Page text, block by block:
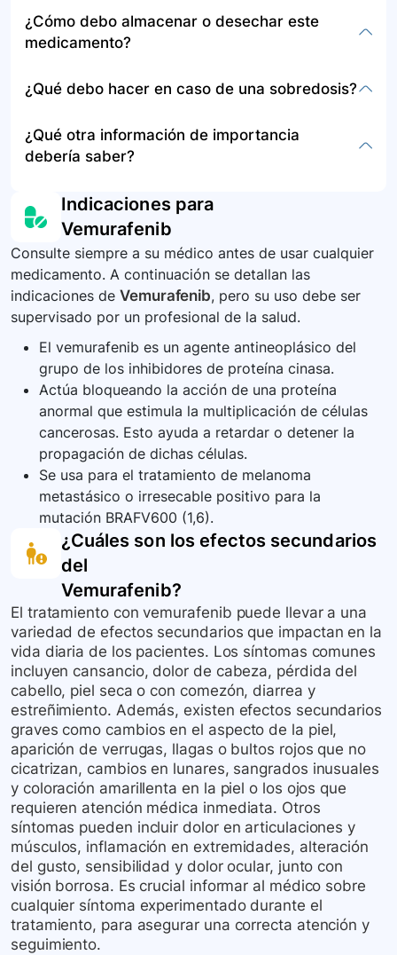
dosis para compensar la olvidada.
piel, verrugas, llagas, fatiga, sangrado inusual,
náuseas, dolor abdominal, ictericia, sensibilidad
cansancio, dolor muscular o articular, cambios
¿Cómo debo almacenar o desechar este
medicamento?
del alcance de los niños, a temperatura
Para desechar, siga las recomendaciones de su
farmacéutico o las regulaciones locales sobre
¿Qué debo hacer en caso de una sobredosis?
de urgencia inmediatamente.
¿Qué otra información de importancia
debería saber?
informe sobre cualquier efecto secundario, evite
cambiar la dosis por su cuenta, y reporte los
eventos adversos al Programa Nacional de
Farmacovigilancia del INVIMA o a su médico.
Indicaciones para
Vemurafenib
Consulte siempre a su médico antes de usar cualquier
medicamento. A continuación se detallan las
indicaciones de Vemurafenib, pero su uso debe ser
supervisado por un profesional de la salud.
El vemurafenib es un agente antineoplásico del
grupo de los inhibidores de proteína cinasa.
Actúa bloqueando la acción de una proteína
anormal que estimula la multiplicación de células
cancerosas. Esto ayuda a retardar o detener la
propagación de dichas células.
Se usa para el tratamiento de melanoma
metastásico o irresecable positivo para la
mutación BRAFV600 (1,6).
¿Cuáles son los efectos secundarios
del
Vemurafenib?
El tratamiento con vemurafenib puede llevar a una
variedad de efectos secundarios que impactan en la
vida diaria de los pacientes. Los síntomas comunes
incluyen cansancio, dolor de cabeza, pérdida del
cabello, piel seca o con comezón, diarrea y
estreñimiento. Además, existen efectos secundarios
graves como cambios en el aspecto de la piel,
aparición de verrugas, llagas o bultos rojos que no
cicatrizan, cambios en lunares, sangrados inusuales
y coloración amarillenta en la piel o los ojos que
requieren atención médica inmediata. Otros
síntomas pueden incluir dolor en articulaciones y
músculos, inflamación en extremidades, alteración
del gusto, sensibilidad y dolor ocular, junto con
visión borrosa. Es crucial informar al médico sobre
cualquier síntoma experimentado durante el
tratamiento, para asegurar una correcta atención y
seguimiento.